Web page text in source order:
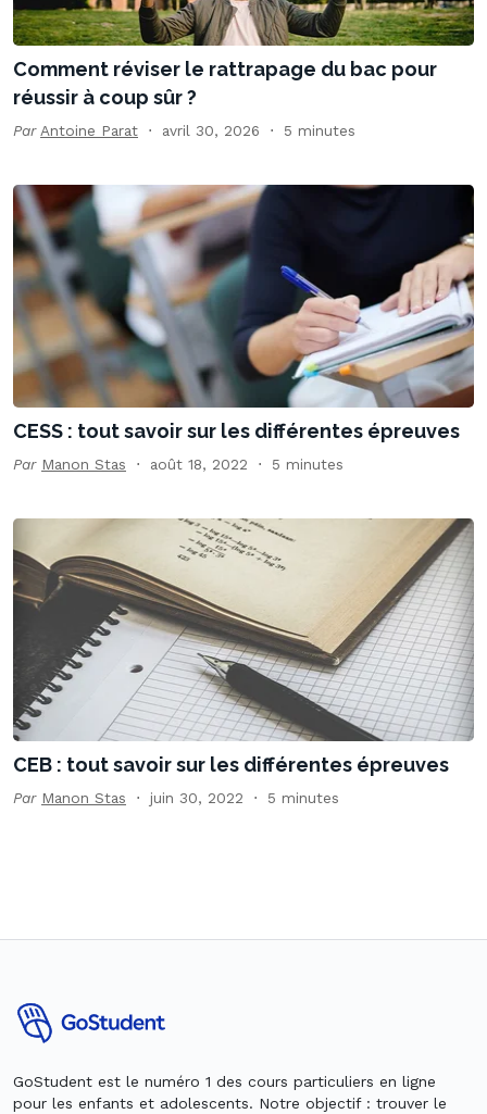
Comment réviser le rattrapage du bac pour
réussir à coup sûr ?
Par Antoine Parat avril 30, 2026 5 minutes
CESS : tout savoir sur les différentes épreuves
Par Manon Stas août 18, 2022 5 minutes
CEB : tout savoir sur les différentes épreuves
Par Manon Stas juin 30, 2022 5 minutes
GoStudent est le numéro 1 des cours particuliers en ligne
pour les enfants et adolescents. Notre objectif : trouver le